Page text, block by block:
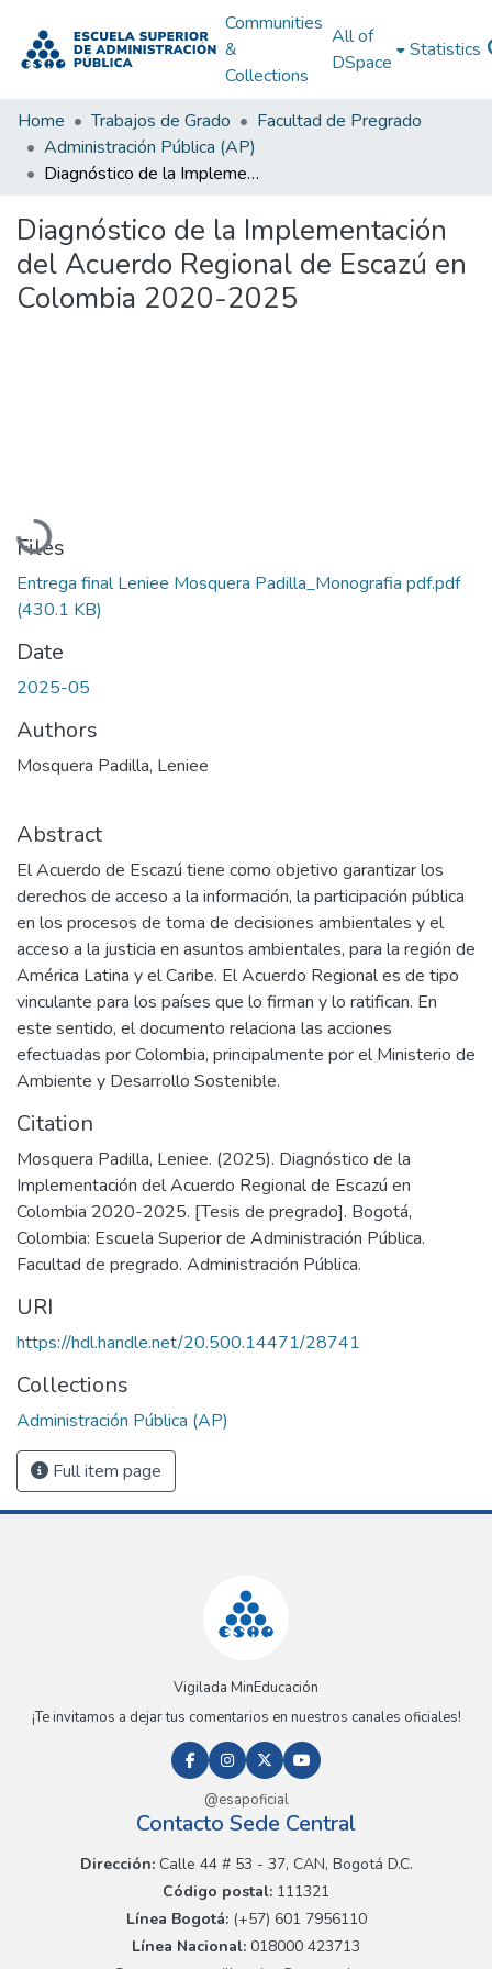
Communities
&
Collections
All of
DSpace
Statistics
Home Trabajos de Grado
Facultad de Pregrado
Administración Pública (AP)
Diagnóstico de la Implementación del Acuerdo Regional de Escazú en Colombia 2020-2025
Diagnóstico de la Implementación
del Acuerdo Regional de Escazú en
Colombia 2020-2025
Loading...
Files
Entrega final Leniee Mosquera Padilla_Monografia pdf.pdf
(430.1 KB)
Date
2025-05
Authors
Mosquera Padilla, Leniee
Abstract
El Acuerdo de Escazú tiene como objetivo garantizar los
derechos de acceso a la información, la participación pública
en los procesos de toma de decisiones ambientales y el
acceso a la justicia en asuntos ambientales, para la región de
América Latina y el Caribe. El Acuerdo Regional es de tipo
vinculante para los países que lo firman y lo ratifican. En
este sentido, el documento relaciona las acciones
efectuadas por Colombia, principalmente por el Ministerio de
Ambiente y Desarrollo Sostenible.
Citation
Mosquera Padilla, Leniee. (2025). Diagnóstico de la
Implementación del Acuerdo Regional de Escazú en
Colombia 2020-2025. [Tesis de pregrado]. Bogotá,
Colombia: Escuela Superior de Administración Pública.
Facultad de pregrado. Administración Pública.
URI
https://hdl.handle.net/20.500.14471/28741
Collections
Administración Pública (AP)
Full item page
Vigilada MinEducación
¡Te invitamos a dejar tus comentarios en nuestros canales oficiales!
@esapoficial
Contacto Sede Central
Dirección:Calle 44 # 53 - 37, CAN, Bogotá D.C.
Código postal: 111321
Línea Bogotá:(+57) 601 7956110
Línea Nacional: 018000 423713